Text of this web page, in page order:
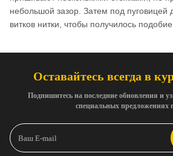
небольшой зазор. Затем под пуговицей
витков нитки, чтобы получилось
Оставайтесь всегда в
Подпишитесь на последние обновления и
специальных предложениях